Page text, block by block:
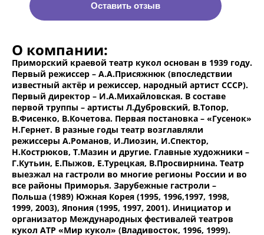
Оставить отзыв
О компании:
Приморский краевой театр кукол основан в 1939 году.
Первый режиссер – А.А.Присяжнюк (впоследствии
известный актёр и режиссер, народный артист СССР).
Первый директор – И.А.Михайловская. В составе
первой труппы – артисты Л.Дубровский, В.Топор,
В.Фисенко, В.Кочетова. Первая постановка – «Гусенок»
Н.Гернет. В разные годы театр возглавляли
режиссеры А.Романов, И.Лиозин, И.Спектор,
Н.Кострюков, Т.Мазин и другие. Главные художники –
Г.Кутьин, Е.Пыжов, Е.Турецкая, В.Просвирнина. Театр
выезжал на гастроли во многие регионы России и во
все районы Приморья. Зарубежные гастроли –
Польша (1989) Южная Корея (1995, 1996,1997, 1998,
1999, 2003), Япония (1995, 1997, 2001). Инициатор и
организатор Международных фестивалей театров
кукол АТР «Мир кукол» (Владивосток, 1996, 1999).